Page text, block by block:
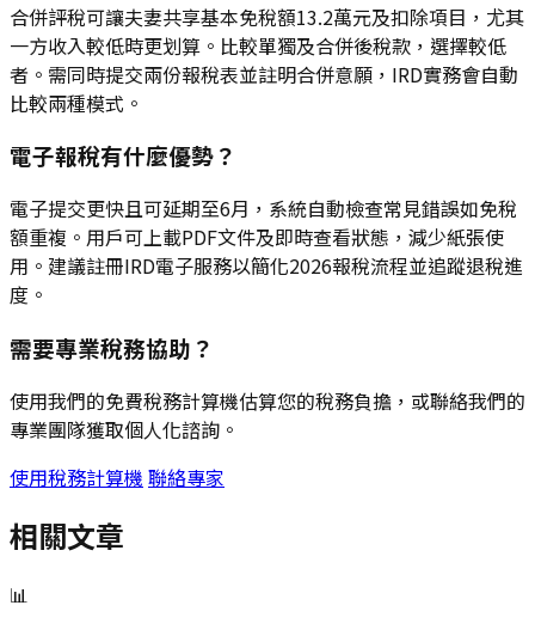
合併評稅可讓夫妻共享基本免稅額13.2萬元及扣除項目，尤其
一方收入較低時更划算。比較單獨及合併後稅款，選擇較低
者。需同時提交兩份報稅表並註明合併意願，IRD實務會自動
比較兩種模式。
電子報稅有什麼優勢？
電子提交更快且可延期至6月，系統自動檢查常見錯誤如免稅
額重複。用戶可上載PDF文件及即時查看狀態，減少紙張使
用。建議註冊IRD電子服務以簡化2026報稅流程並追蹤退稅進
度。
需要專業稅務協助？
使用我們的免費稅務計算機估算您的稅務負擔，或聯絡我們的
專業團隊獲取個人化諮詢。
使用稅務計算機 聯絡專家
相關文章
📊